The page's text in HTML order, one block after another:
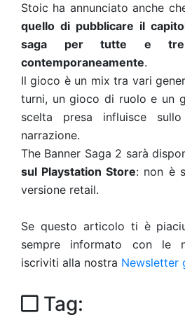
Stoic ha annunciato anche
quello di pubblicare il
saga per tutte e tre
contemporaneamente.
Il gioco è un mix tra vari
turni, un gioco di ruolo e un
scelta presa influisce
narrazione.
The Banner Saga 2 sarà
sul Playstation Store: non è
versione retail.
Se questo articolo ti è
sempre informato con le
iscriviti alla nostra Newsletter
Tag: